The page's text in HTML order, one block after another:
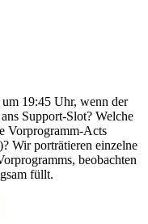
19:45 Uhr, wenn der
Support-Slot? Welche
Vorprogramm-Acts
Wir porträtieren einzelne
beobachten
füllt.